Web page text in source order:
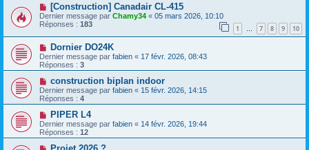
[Construction] Canadair CL-415
Dernier message par Chamy34 « 05 mars 2026, 10:10
Réponses : 183 1 … 7 8 9 10
Dornier DO24K
Dernier message par fabien « 17 févr. 2026, 08:43
Réponses : 3
construction biplan indoor
Dernier message par fabien « 15 févr. 2026, 14:15
Réponses : 4
PIPER L4
Dernier message par fabien « 14 févr. 2026, 19:44
Réponses : 12